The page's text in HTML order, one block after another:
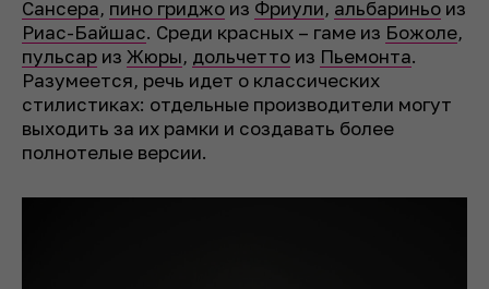
Сансера, пино гриджо из Фриули, альбариньо из
Риас-Байшас. Среди красных – гаме из Божоле,
пульсар из Жюры, дольчетто из Пьемонта.
Разумеется, речь идет о классических
стилистиках: отдельные производители могут
выходить за их рамки и создавать более
полнотелые версии.